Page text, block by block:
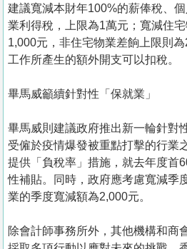
建議寬減本財年100%的薪俸稅、
業利得稅，上限為1萬元；寬減住
1,000元，非住宅物業差餉上限則
工作所產生的額外開支可以扣稅。
畢馬威籲續針對性「保就業」
畢馬威則建議政府推出新一輪針對
受僱於疫情爆發被重點打擊的行業
提供「負稅率」措施，就去年度首
性補貼。同時，政府應考慮寬減季
業的季度寬減額為2,000元。
除會計師事務所外，其他機構和商